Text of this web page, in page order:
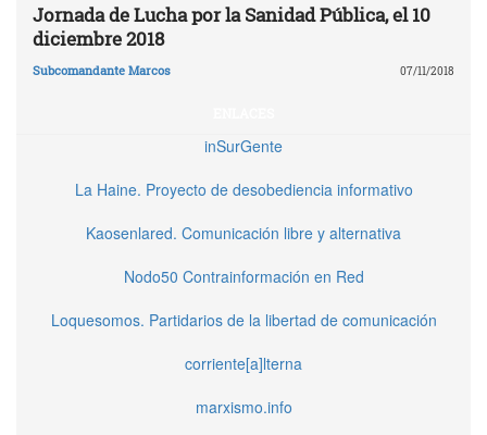
Jornada de Lucha por la Sanidad Pública, el 10
diciembre 2018
Subcomandante Marcos 07/11/2018
inSurGente
La Haine. Proyecto de desobediencia informativo
Kaosenlared. Comunicación libre y alternativa
Nodo50 Contrainformación en Red
Loquesomos. Partidarios de la libertad de comunicación
corriente[a]lterna
marxismo.info